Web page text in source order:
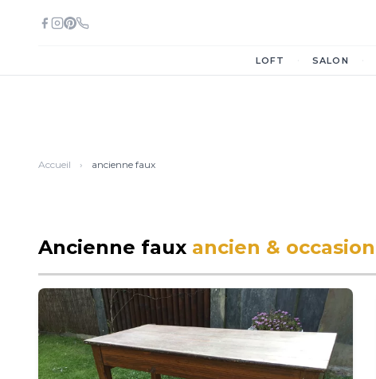
LOFT SALON
Accueil › ancienne faux
Ancienne faux ancien & occasion